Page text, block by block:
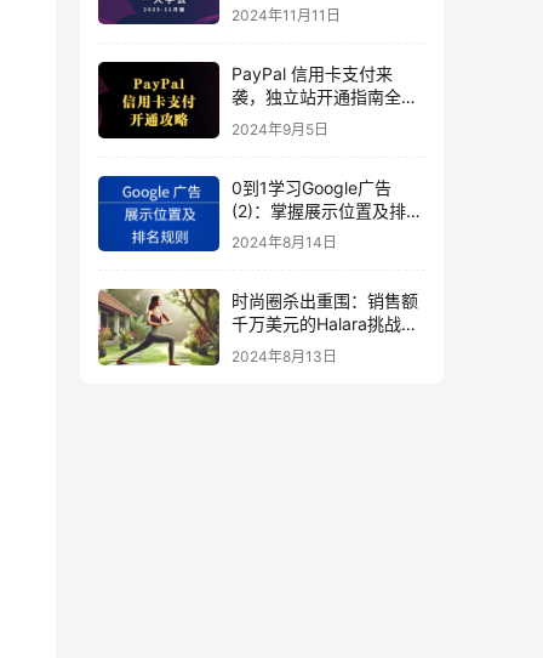
2024年11月11日
PayPal 信用卡支付来
袭，独立站开通指南全揭
秘
2024年9月5日
0到1学习Google广告
(2)：掌握展示位置及排名
规则
2024年8月14日
时尚圈杀出重围：销售额
千万美元的Halara挑战
SHEIN成新时尚巨头
（上）
2024年8月13日